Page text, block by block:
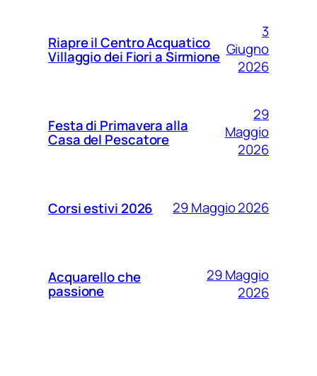
Riapre il Centro Acquatico
Villaggio dei Fiori a Sirmione
3
Giugno
2026
Festa di Primavera alla
Casa del Pescatore
29
Maggio
2026
Corsi estivi 2026 29 Maggio 2026
Acquarello che
passione
29 Maggio
2026